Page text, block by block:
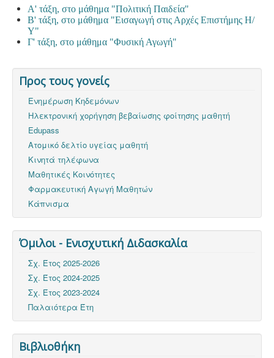
Α' τάξη, στο μάθημα "Πολιτική Παιδεία"
B' τάξη, στο μάθημα "Εισαγωγή στις Αρχές Επιστήμης Η/
Υ"
Γ' τάξη, στο μάθημα "Φυσική Αγωγή"
Προς τους γονείς
Ενημέρωση Κηδεμόνων
Ηλεκτρονική χορήγηση βεβαίωσης φοίτησης μαθητή
Edupass
Ατομικό δελτίο υγείας μαθητή
Κινητά τηλέφωνα
Μαθητικές Κοινότητες
Φαρμακευτική Αγωγή Μαθητών
Κάπνισμα
Όμιλοι - Ενισχυτική Διδασκαλία
Σχ. Έτος 2025-2026
Σχ. Έτος 2024-2025
Σχ. Έτος 2023-2024
Παλαιότερα Έτη
Βιβλιοθήκη